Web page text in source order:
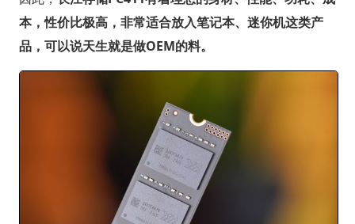
本，性价比极高，非常适合放入笔记本、迷你机这类产
品，可以说天生就是做OEM的料。